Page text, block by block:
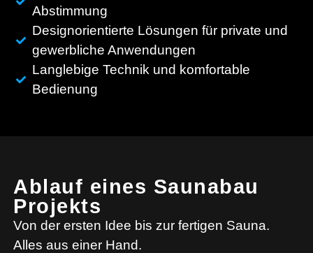
Abstimmung
Designorientierte Lösungen für private und
gewerbliche Anwendungen
Langlebige Technik und komfortable
Bedienung
Ablauf eines Saunabau
Projekts
Von der ersten Idee bis zur fertigen Sauna.
Alles aus einer Hand.